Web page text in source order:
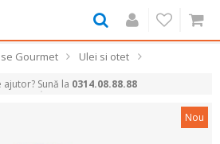
Gourmet Ulei si otet
Sună la 0314.08.88.88
Nou